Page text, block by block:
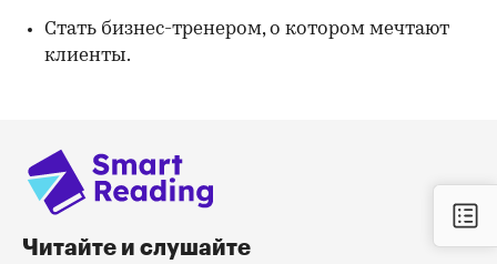
Стать бизнес-тренером, о котором мечтают
клиенты.
Читайте и слушайте